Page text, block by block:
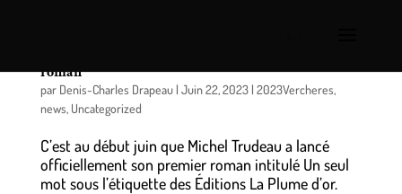
roman
par Denis-Charles Drapeau| Juin 22, 2023| 2023Vercheres,
news, Uncategorized
C’est au début juin que Michel Trudeau a lancé
officiellement son premier roman intitulé Un seul
mot sous l’étiquette des Éditions La Plume d’or.